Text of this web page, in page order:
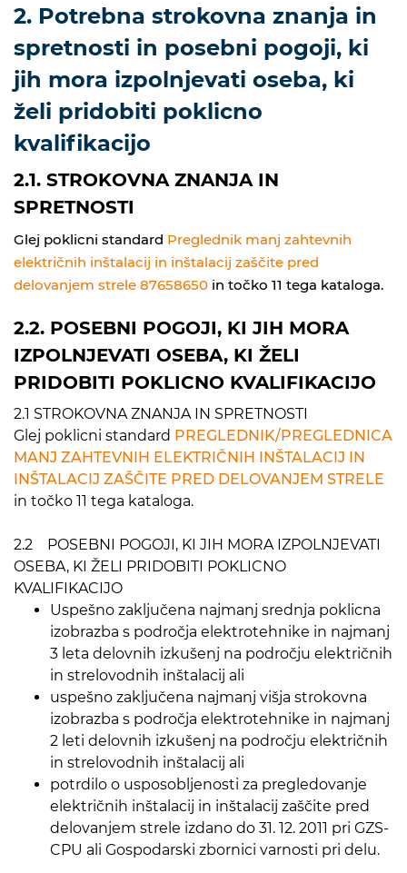
2. Potrebna strokovna znanja in
spretnosti in posebni pogoji, ki
jih mora izpolnjevati oseba, ki
želi pridobiti poklicno
kvalifikacijo
2.1. STROKOVNA ZNANJA IN
SPRETNOSTI
Glej poklicni standard Preglednik manj zahtevnih
električnih inštalacij in inštalacij zaščite pred
delovanjem strele 87658650 in točko 11 tega kataloga.
2.2. POSEBNI POGOJI, KI JIH MORA
IZPOLNJEVATI OSEBA, KI ŽELI
PRIDOBITI POKLICNO KVALIFIKACIJO
2.1 STROKOVNA ZNANJA IN SPRETNOSTI
Glej poklicni standard PREGLEDNIK/PREGLEDNICA
MANJ ZAHTEVNIH ELEKTRIČNIH INŠTALACIJ IN
INŠTALACIJ ZAŠČITE PRED DELOVANJEM STRELE
in točko 11 tega kataloga.
2.2 POSEBNI POGOJI, KI JIH MORA IZPOLNJEVATI
OSEBA, KI ŽELI PRIDOBITI POKLICNO
KVALIFIKACIJO
Uspešno zaključena najmanj srednja poklicna
izobrazba s področja elektrotehnike in najmanj
3 leta delovnih izkušenj na področju električnih
in strelovodnih inštalacij ali
uspešno zaključena najmanj višja strokovna
izobrazba s področja elektrotehnike in najmanj
2 leti delovnih izkušenj na področju električnih
in strelovodnih inštalacij ali
potrdilo o usposobljenosti za pregledovanje
električnih inštalacij in inštalacij zaščite pred
delovanjem strele izdano do 31. 12. 2011 pri GZS-
CPU ali Gospodarski zbornici varnosti pri delu.